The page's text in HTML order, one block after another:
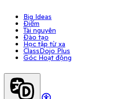
Big Ideas
Điểm
Tài nguyên
Đào tạo
Học tập từ xa
ClassDojo Plus
Góc Hoạt động